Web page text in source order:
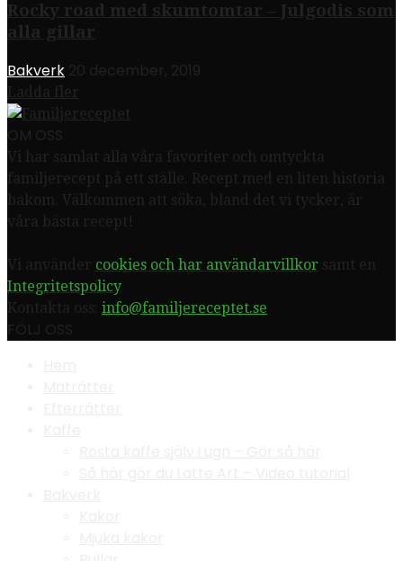
Rocky road med skumtomtar – Julgodis som
alla gillar
Bakverk 20 december, 2019
Ladda fler
OM OSS
Vi har samlat alla våra favoriter och omtyckta
familjerecept på ett ställe. Recept med en liten historia
bakom. Välkommen att söka, bland det vi tycker, är
våra bästa recept!
Vi använder cookies och har användarvillkor samt en
Integritetspolicy.
Kontakta oss: info@familjereceptet.se
FÖLJ OSS